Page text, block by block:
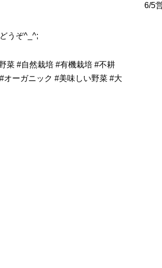
うぞ^_^;
菜 #自然栽培 #有機栽培 #不耕
#オーガニック #美味しい野菜 #大
6/5